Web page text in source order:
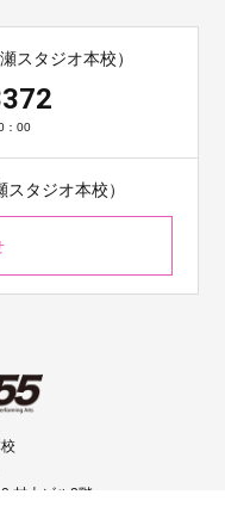
スタジオ本校）
：00
タジオ本校）
村上ビル2階